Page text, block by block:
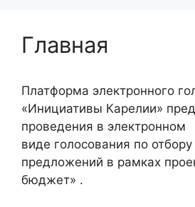
Главная
Платформа электронного
«Инициативы Карелии»
проведения в электронном
виде голосования по
предложений в рамках
бюджет» .